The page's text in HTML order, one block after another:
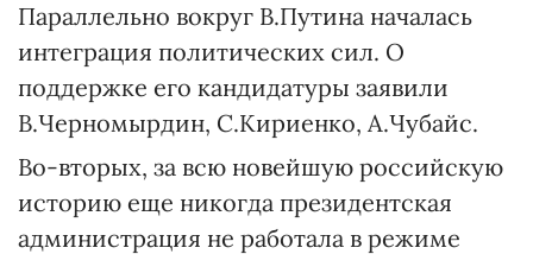
Параллельно вокруг В.Путина началась
интеграция политических сил. О
поддержке его кандидатуры заявили
В.Черномырдин, С.Кириенко, А.Чубайс.
Во-вторых, за всю новейшую российскую
историю еще никогда президентская
администрация не работала в режиме